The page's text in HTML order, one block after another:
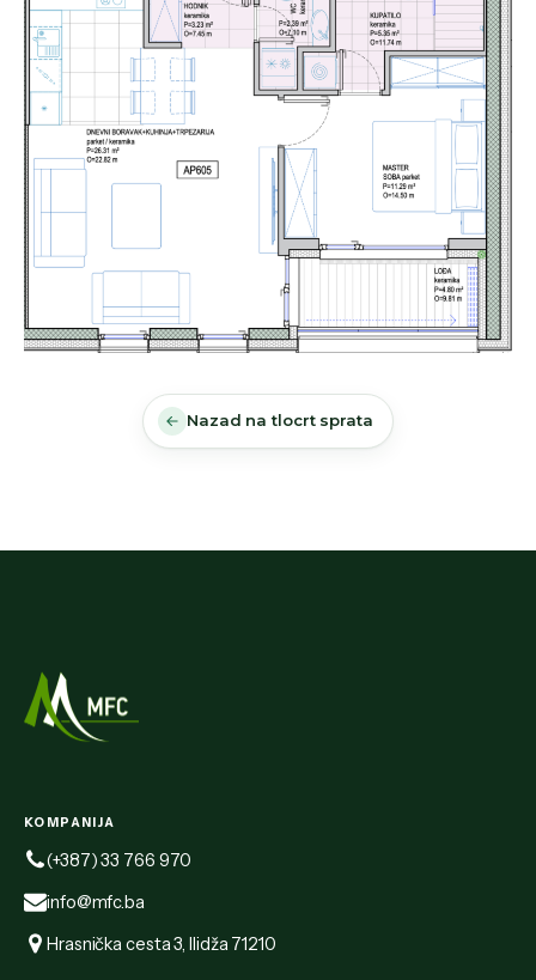
Nazad na tlocrt sprata
KOMPANIJA
(+387) 33 766 970
info@mfc.ba
Hrasnička cesta 3, Ilidža 71210